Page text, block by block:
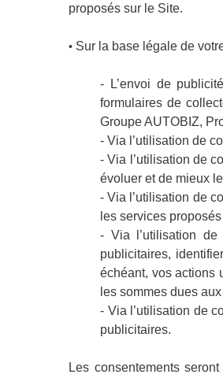
proposés sur le Site.
• ​Sur la base légale de
- L’envoi de
formulaires de
Groupe AUTOBIZ,
- Via l’utilisation de
- Via l’utilisation de
évoluer et de mieux
- Via l’utilisation de
les services proposés
- Via l’utilisation
publicitaires,
échéant, vos actions
les sommes dues
- Via l’utilisation de
publicitaires.
Les consentements